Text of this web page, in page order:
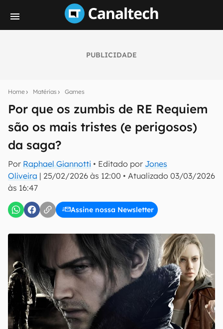
PUBLICIDADE
Home Matérias Games
Por que os zumbis de RE Requiem
são os mais tristes (e perigosos)
da saga?
Por Raphael Giannotti • Editado por Jones
Oliveira | 25/02/2026 às 12:00 • Atualizado 03/03/2026
às 16:47
Assine nossa Newsletter
notícias e reviews sobre tecnologia em primeira
E-mail
inscreva-se
Uso e Política de Privacidade do Canaltech.